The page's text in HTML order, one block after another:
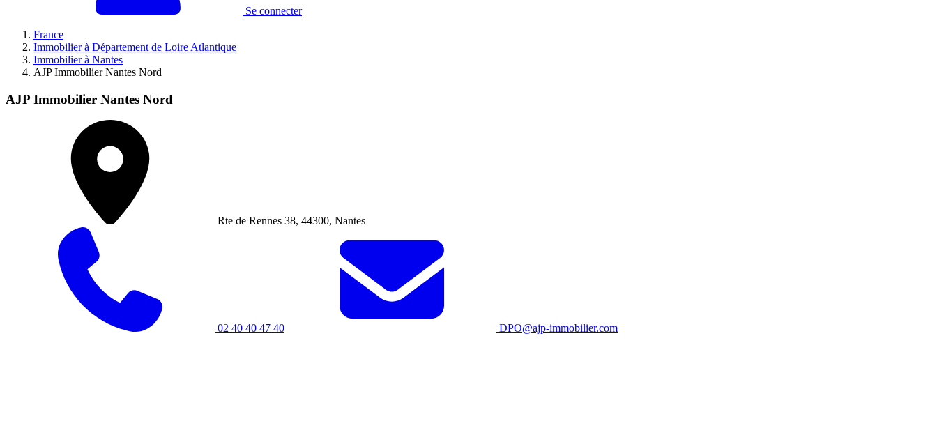
Se connecter
France
Immobilier à Département de Loire Atlantique
Immobilier à Nantes
AJP Immobilier Nantes Nord
AJP Immobilier Nantes Nord
Rte de Rennes 38, 44300, Nantes
02 40 40 47 40 DPO@ajp-immobilier.com